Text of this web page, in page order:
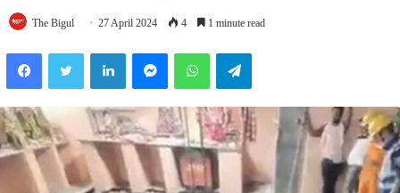
The Bigul 27 April 2024 4 1 minute read
FacebookTwitter LinkedInMessengerWhatsAppTelegram